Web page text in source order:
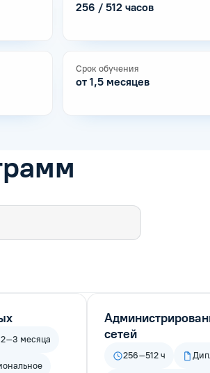
256 / 512 часов
Срок обучения
от 1,5 месяцев
2–3 месяца
сетей
256–512 ч